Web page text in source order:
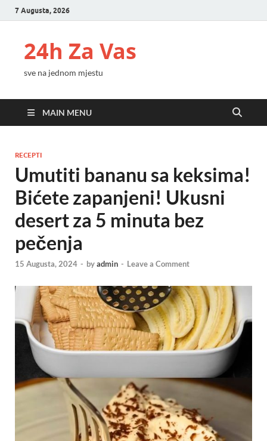
7 Augusta, 2026
24h Za Vas
sve na jednom mjestu
MAIN MENU
RECEPTI
Umutiti bananu sa keksima!
Bićete zapanjeni! Ukusni
desert za 5 minuta bez
pečenja
15 Augusta, 2024 - byadmin - Leave a Comment